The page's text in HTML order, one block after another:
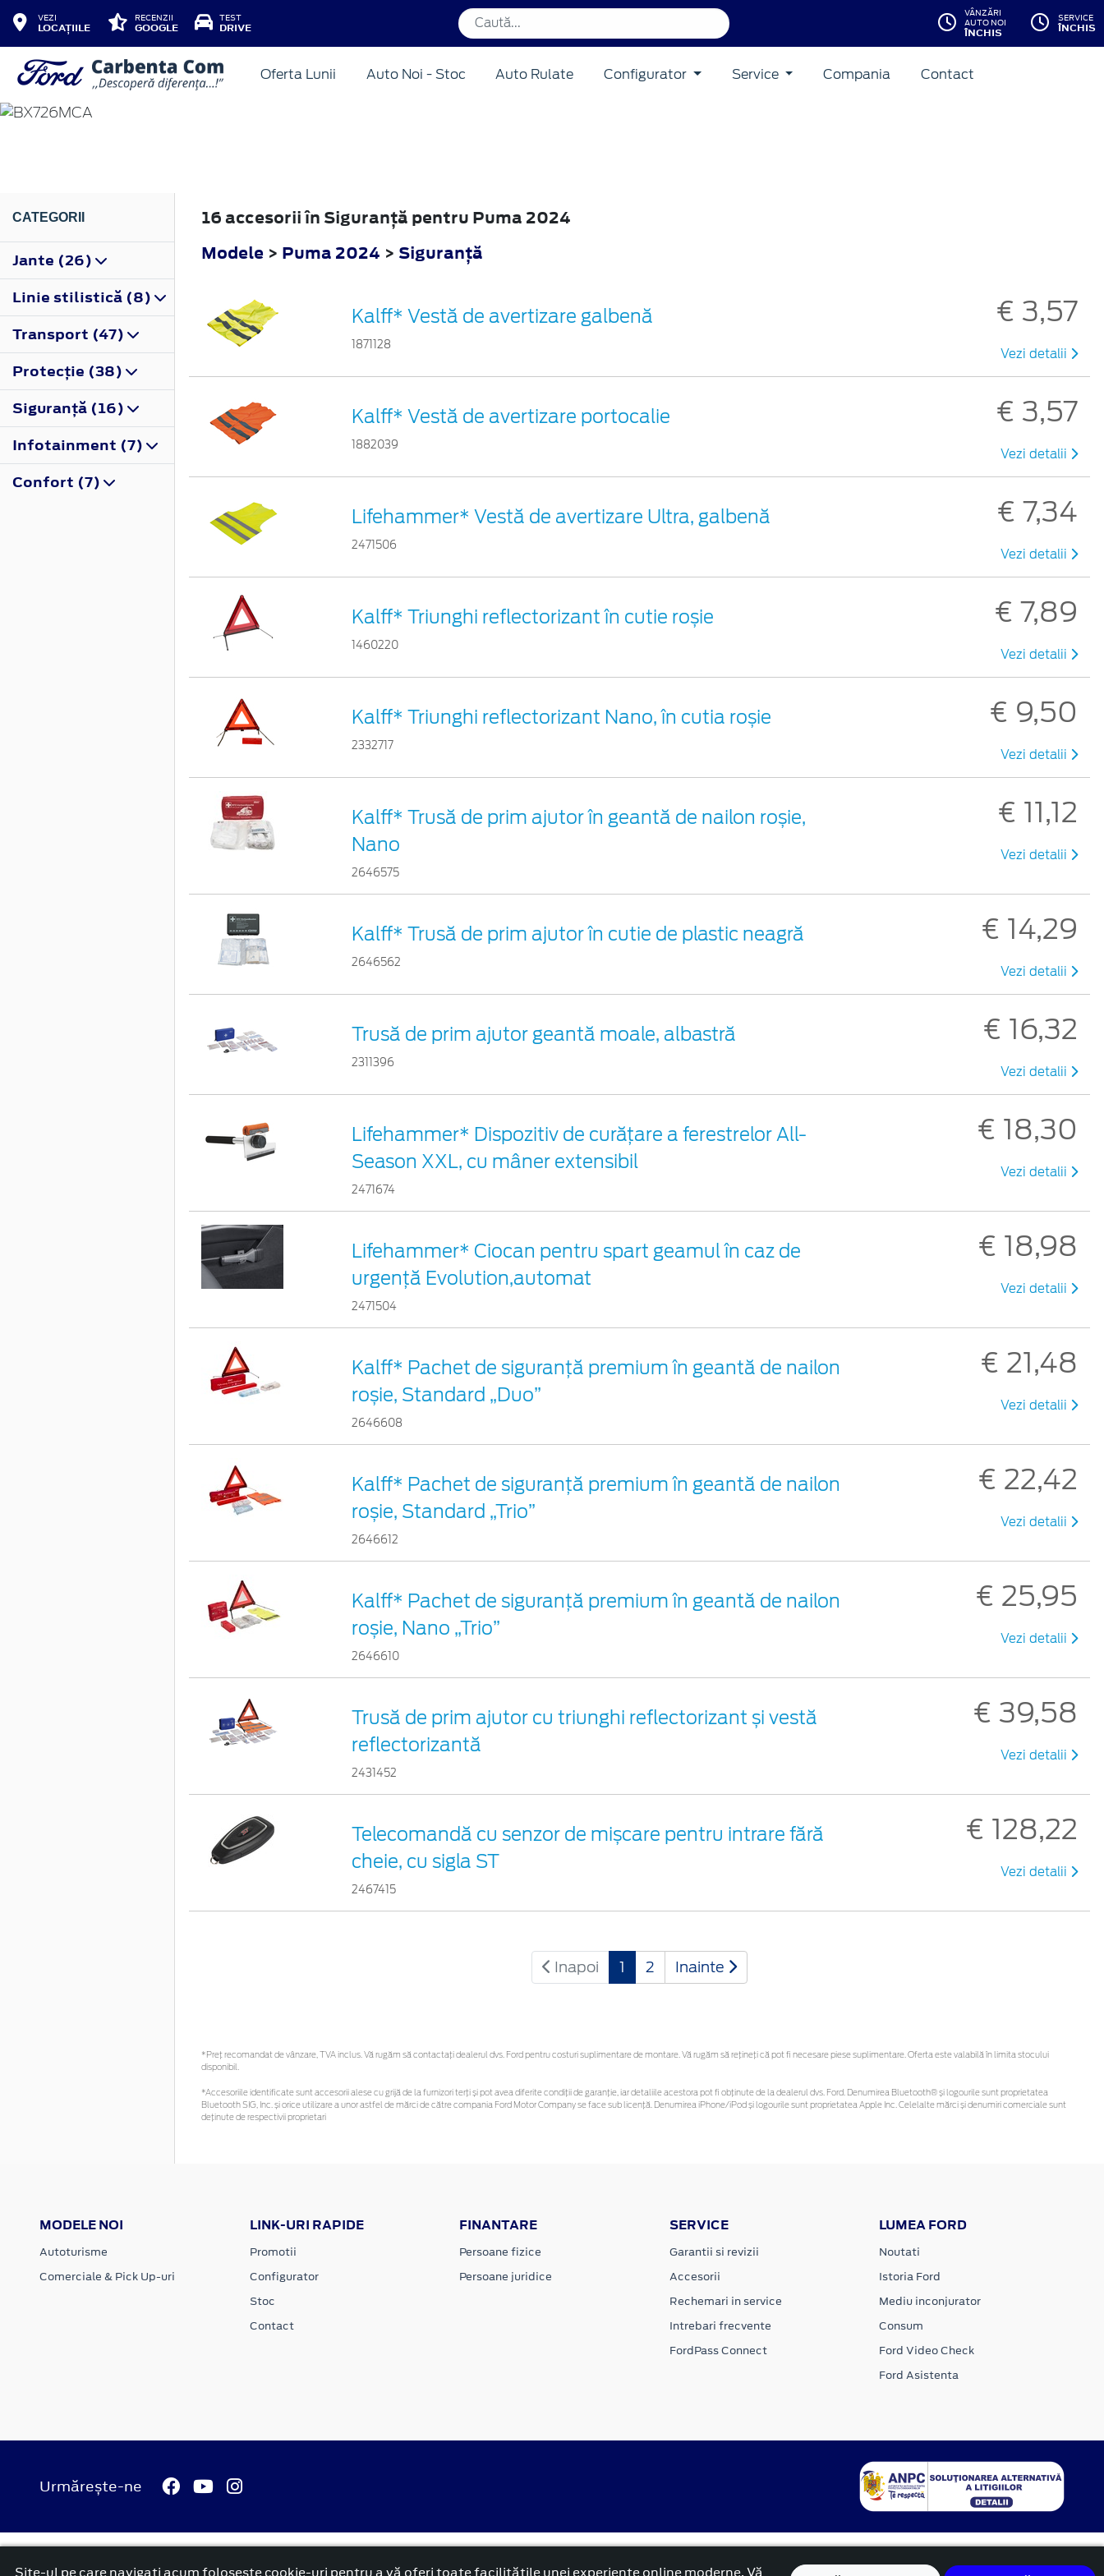
VEZI
LOCAȚIILE
RECENZII
GOOGLE
TEST
DRIVE
VÂNZĂRI
AUTO NOI
ÎNCHIS
SERVICE
ÎNCHIS
Oferta Lunii Auto Noi - Stoc Auto Rulate Configurator Service Compania Contact
PUMA
CATEGORII
Jante (26)
Linie stilistică (8)
Transport (47)
Protecţie (38)
Siguranţă (16)
Infotainment (7)
Confort (7)
16 accesorii în Siguranţă pentru Puma 2024
Modele > Puma 2024 > Siguranţă
Kalff* Vestă de avertizare galbenă
1871128
€ 3,57
Vezi detalii
Kalff* Vestă de avertizare portocalie
1882039
€ 3,57
Vezi detalii
Lifehammer* Vestă de avertizare Ultra, galbenă
2471506
€ 7,34
Vezi detalii
Kalff* Triunghi reflectorizant în cutie roșie
1460220
€ 7,89
Vezi detalii
Kalff* Triunghi reflectorizant Nano, în cutia roșie
2332717
€ 9,50
Vezi detalii
Kalff* Trusă de prim ajutor în geantă de nailon roșie,
Nano
2646575
€ 11,12
Vezi detalii
Kalff* Trusă de prim ajutor în cutie de plastic neagră
2646562
€ 14,29
Vezi detalii
Trusă de prim ajutor geantă moale, albastră
2311396
€ 16,32
Vezi detalii
Lifehammer* Dispozitiv de curățare a ferestrelor All-
Season XXL, cu mâner extensibil
2471674
€ 18,30
Vezi detalii
Lifehammer* Ciocan pentru spart geamul în caz de
urgenţă Evolution,automat
2471504
€ 18,98
Vezi detalii
Kalff* Pachet de siguranţă premium în geantă de nailon
roșie, Standard „Duo”
2646608
€ 21,48
Vezi detalii
Kalff* Pachet de siguranţă premium în geantă de nailon
roșie, Standard „Trio”
2646612
€ 22,42
Vezi detalii
Kalff* Pachet de siguranţă premium în geantă de nailon
roșie, Nano „Trio”
2646610
€ 25,95
Vezi detalii
Trusă de prim ajutor cu triunghi reflectorizant și vestă
reflectorizantă
2431452
€ 39,58
Vezi detalii
Telecomandă cu senzor de mișcare pentru intrare fără
cheie, cu sigla ST
2467415
€ 128,22
Vezi detalii
Inapoi 1 2 Inainte
*Preţ recomandat de vânzare, TVA inclus. Vă rugăm să contactaţi dealerul dvs. Ford pentru costuri suplimentare de montare. Vă rugăm să rețineți că pot fi necesare piese suplimentare. Oferta este valabilă în limita stocului
disponibil.
*Accesoriile identificate sunt accesorii alese cu grijă de la furnizori terți și pot avea diferite condiții de garanție, iar detaliile acestora pot fi obținute de la dealerul dvs. Ford. Denumirea Bluetooth® și logourile sunt proprietatea
Bluetooth SIG, Inc. și orice utilizare a unor astfel de mărci de către compania Ford Motor Company se face sub licență. Denumirea iPhone/iPod și logourile sunt proprietatea Apple Inc. Celelalte mărci și denumiri comerciale sunt
deținute de respectivii proprietari
MODELE NOI
Autoturisme
Comerciale & Pick Up-uri
LINK-URI RAPIDE
Promotii
Configurator
Stoc
Contact
FINANTARE
Persoane fizice
Persoane juridice
SERVICE
Garantii si revizii
Accesorii
Rechemari in service
Intrebari frecvente
FordPass Connect
LUMEA FORD
Noutati
Istoria Ford
Mediu inconjurator
Consum
Ford Video Check
Ford Asistenta
Urmărește-ne
Site-ul pe care navigați acum foloseşte cookie-uri pentru a vă oferi toate facilitățile unei experiențe online moderne. Vă